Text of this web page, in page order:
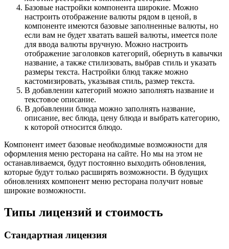
Базовые настройки компонента широкие. Можно
настроить отображение валюты рядом в ценой, в
компоненте имеются базовые заполненные валюты, но
если вам не будет хватать вашей валюты, имеется поле
для ввода валюты вручную. Можно настроить
отображение заголовков категорий, обернуть в кавычки
название, а также стилизовать, выбрав стиль и указать
размеры текста. Настройки блюд также можно
кастомизировать, указывая стиль, размер текста.
В добавлении категорий можно заполнять название и
текстовое описание.
В добавлении блюда можно заполнять название,
описание, вес блюда, цену блюда и выбрать категорию,
к которой относится блюдо.
Компонент имеет базовые необходимые возможности для
оформления меню ресторана на сайте. Но мы на этом не
останавливаемся, будут постоянно выходить обновления,
которые будут только расширять возможности. В будущих
обновлениях компонент меню ресторана получит новые
широкие возможности.
Типы лицензий и стоимость
Стандартная лицензия